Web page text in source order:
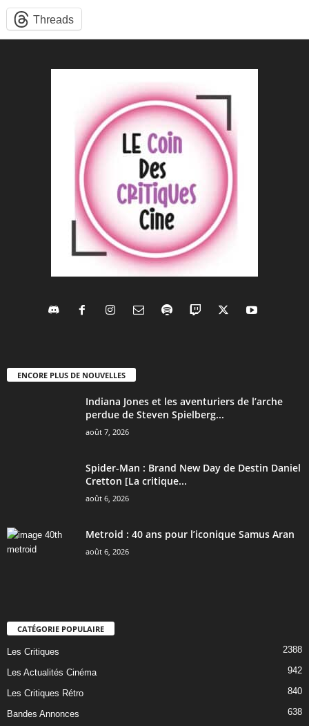
Threads
ENCORE PLUS DE NOUVELLES
Indiana Jones et les aventuriers de l’arche
perdue de Steven Spielberg...
août 7, 2026
Spider-Man : Brand New Day de Destin Daniel
Cretton [La critique...
août 6, 2026
Metroid : 40 ans pour l’iconique Samus Aran
août 6, 2026
CATÉGORIE POPULAIRE
Les Critiques 2388
Les Actualités Cinéma 942
Les Critiques Rétro 840
Bandes Annonces 638